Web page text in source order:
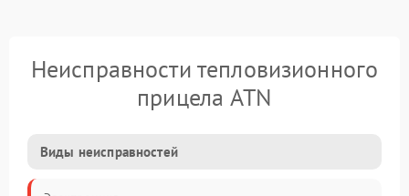
Неисправности тепловизионного
прицела ATN
Виды неисправностей